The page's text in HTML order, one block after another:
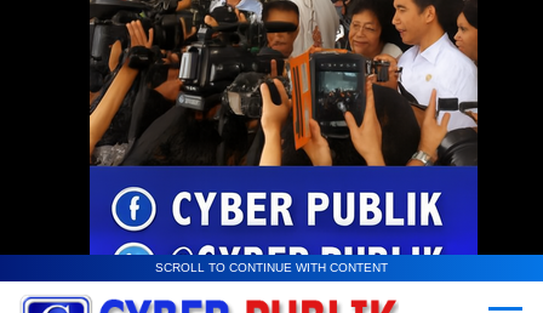
SCROLL TO CONTINUE WITH CONTENT